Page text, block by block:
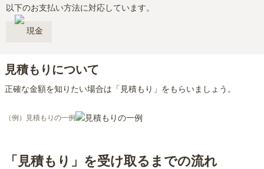
以下のお支払い方法に対応しています。
現金
見積もりについて
正確な金額を知りたい場合は「見積もり」をもらいましょう。
（例）見積もりの一例
「見積もり」を受け取るまでの流れ